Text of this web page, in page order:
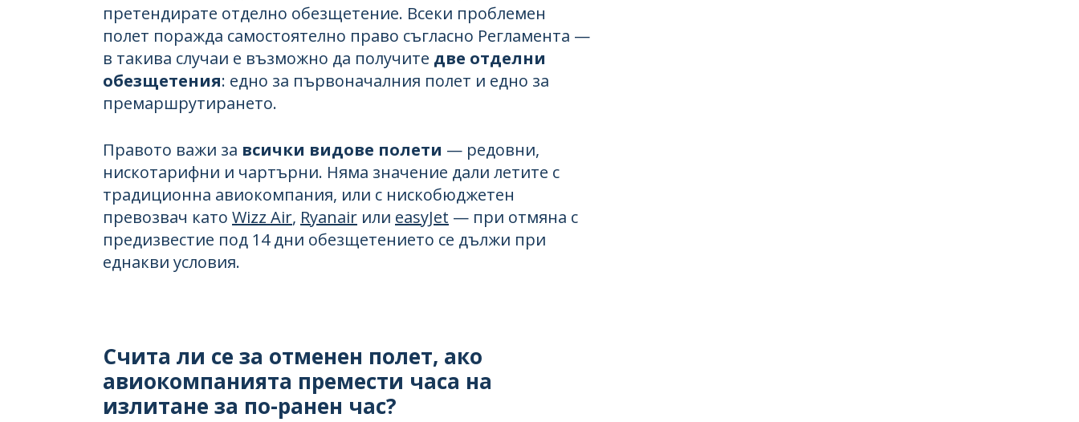
претендирате отделно обезщетение. Всеки проблемен
полет поражда самостоятелно право съгласно Регламента —
в такива случаи е възможно да получите две отделни
обезщетения: едно за първоначалния полет и едно за
премаршрутирането.
Правото важи за всички видове полети — редовни,
нискотарифни и чартърни. Няма значение дали летите с
традиционна авиокомпания, или с нискобюджетен
превозвач като Wizz Air, Ryanair или easyJet — при отмяна с
предизвестие под 14 дни обезщетението се дължи при
еднакви условия.
Счита ли се за отменен полет, ако
авиокомпанията премести часа на
излитане за по-ранен час?